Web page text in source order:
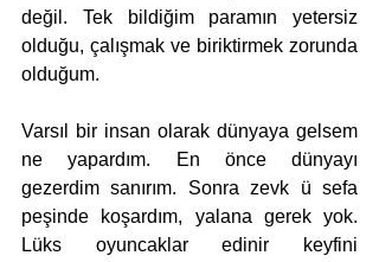
değil. Tek bildiğim paramın yetersiz
olduğu, çalışmak ve biriktirmek zorunda
olduğum.
Varsıl bir insan olarak dünyaya gelsem
ne yapardım. En önce dünyayı
gezerdim sanırım. Sonra zevk ü sefa
peşinde koşardım, yalana gerek yok.
Lüks oyuncaklar edinir keyfini